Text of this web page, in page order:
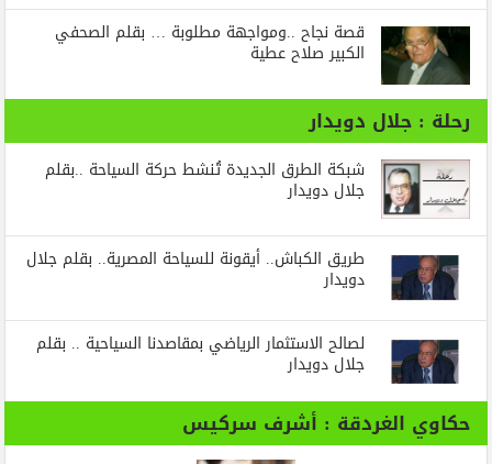
قصة نجاح ..ومواجهة مطلوبة … بقلم الصحفي
الكبير صلاح عطية
رحلة : جلال دويدار
شبكة الطرق الجديدة تُنشط حركة السياحة ..بقلم
جلال دويدار
طريق الكباش.. أيقونة للسياحة المصرية.. بقلم جلال
دويدار
لصالح الاستثمار الرياضي بمقاصدنا السياحية .. بقلم
جلال دويدار
حكاوي الغردقة : أشرف سركيس